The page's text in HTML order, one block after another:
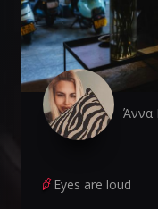
Άννα
Eyes are loud